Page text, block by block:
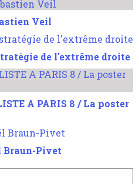
Veil
de l'extrême droite
A PARIS 8 / La poster
Braun-Pivet